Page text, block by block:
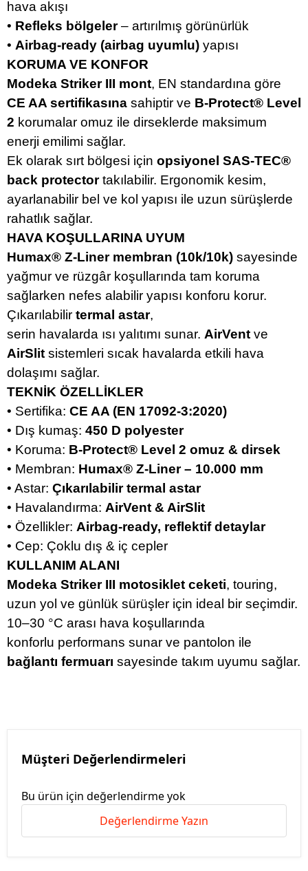
hava akışı
• Refleks bölgeler– artırılmış görünürlük
• Airbag‑ready (airbag uyumlu) yapısı
KORUMA VE KONFOR
Modeka Striker III mont, EN standardına göre
CE AA sertifikasına sahiptir ve B‑Protect® Level
2 korumalar omuz ile dirseklerde maksimum
enerji emilimi sağlar.
Ek olarak sırt bölgesi için opsiyonel SAS‑TEC®
back protectortakılabilir. Ergonomik kesim,
ayarlanabilir bel ve kol yapısı ile uzun sürüşlerde
rahatlık sağlar.
HAVA KOŞULLARINA UYUM
Humax® Z‑Liner membran (10k/10k) sayesinde
yağmur ve rüzgâr koşullarında tam koruma
sağlarken nefes alabilir yapısı konforu korur.
Çıkarılabilir termal astar,
serin havalarda ısı yalıtımı sunar. AirVent ve
AirSlit sistemleri sıcak havalarda etkili hava
dolaşımı sağlar.
TEKNİK ÖZELLİKLER
• Sertifika: CE AA (EN 17092‑3:2020)
• Dış kumaş: 450 D polyester
• Koruma: B‑Protect® Level 2 omuz & dirsek
• Membran: Humax® Z‑Liner – 10.000 mm
• Astar: Çıkarılabilir termal astar
• Havalandırma: AirVent & AirSlit
• Özellikler: Airbag‑ready, reflektif detaylar
• Cep: Çoklu dış & iç cepler
KULLANIM ALANI
Modeka Striker III motosiklet ceketi, touring,
uzun yol ve günlük sürüşler için ideal bir seçimdir.
10–30 °C arası hava koşullarında
konforlu performans sunar ve pantolon ile
bağlantı fermuarı sayesinde takım uyumu sağlar.
Müşteri Değerlendirmeleri
Bu ürün için değerlendirme yok
Değerlendirme Yazın